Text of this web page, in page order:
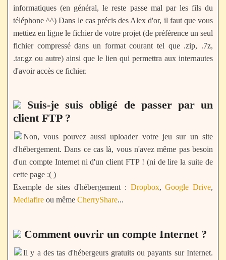
informatiques (en général, le reste passe mal par les fils du
téléphone ^^) Dans le cas précis des Alex d'or, il faut que vous
mettiez en ligne le fichier de votre projet (de préférence un seul
fichier compressé dans un format courant tel que .zip, .7z,
.tar.gz ou autre) ainsi que le lien qui permettra aux internautes
d'avoir accès ce fichier.
Suis-je suis obligé de passer par un
client FTP ?
Non, vous pouvez aussi uploader votre jeu sur un site
d'hébergement. Dans ce cas là, vous n'avez même pas besoin
d'un compte Internet ni d'un client FTP ! (ni de lire la suite de
cette page :( )
Exemple de sites d'hébergement : Dropbox,Google Drive,
Mediafire ou même CherryShare...
Comment ouvrir un compte Internet ?
Il y a des tas d'hébergeurs gratuits ou payants sur Internet.